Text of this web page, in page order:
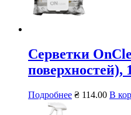
Серветки
поверхностей),
Подробнее ₴ 114.00 В